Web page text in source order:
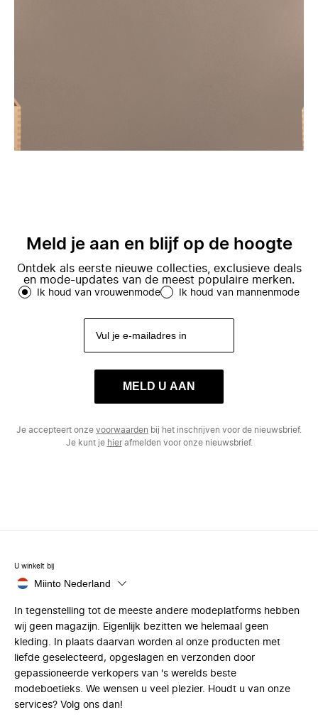
Meld je aan en blijf op de hoogte
Ontdek als eerste nieuwe collecties, exclusieve deals
en mode-updates van de meest populaire merken.
Ik houd van vrouwenmode Ik houd van mannenmode
MELD U AAN
Je accepteert onze voorwaarden bij het inschrijven voor de nieuwsbrief.
Je kunt je hierafmelden voor onze nieuwsbrief.
U winkelt bij
Miinto Nederland
In tegenstelling tot de meeste andere modeplatforms hebben
wij geen magazijn. Eigenlijk bezitten we helemaal geen
kleding. In plaats daarvan worden al onze producten met
liefde geselecteerd, opgeslagen en verzonden door
gepassioneerde verkopers van 's werelds beste
modeboetieks. We wensen u veel plezier. Houdt u van onze
services? Volg ons dan!